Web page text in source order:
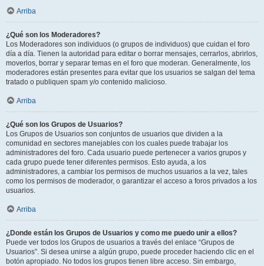
Arriba
¿Qué son los Moderadores?
Los Moderadores son individuos (o grupos de individuos) que cuidan el foro
día a día. Tienen la autoridad para editar o borrar mensajes, cerrarlos, abrirlos,
moverlos, borrar y separar temas en el foro que moderan. Generalmente, los
moderadores están presentes para evitar que los usuarios se salgan del tema
tratado o publiquen spam y/o contenido malicioso.
Arriba
¿Qué son los Grupos de Usuarios?
Los Grupos de Usuarios son conjuntos de usuarios que dividen a la
comunidad en sectores manejables con los cuales puede trabajar los
administradores del foro. Cada usuario puede pertenecer a varios grupos y
cada grupo puede tener diferentes permisos. Esto ayuda, a los
administradores, a cambiar los permisos de muchos usuarios a la vez, tales
como los permisos de moderador, o garantizar el acceso a foros privados a los
usuarios.
Arriba
¿Donde están los Grupos de Usuarios y como me puedo unir a ellos?
Puede ver todos los Grupos de usuarios a través del enlace “Grupos de
Usuarios”. Si desea unirse a algún grupo, puede proceder haciendo clic en el
botón apropiado. No todos los grupos tienen libre acceso. Sin embargo,